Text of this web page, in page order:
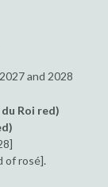
and 2028
Roi red)
of rosé].